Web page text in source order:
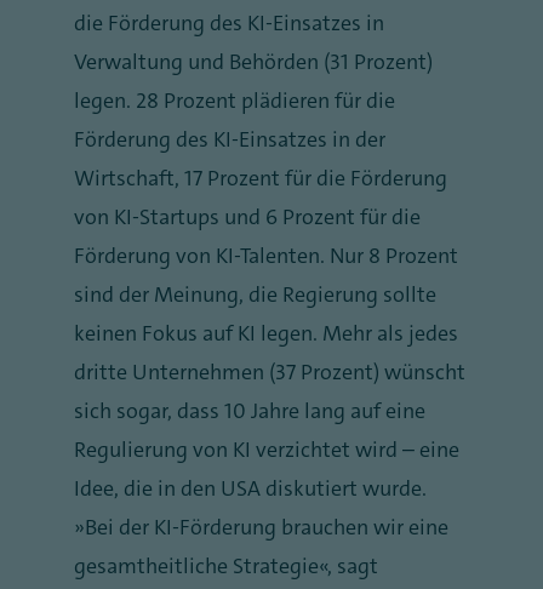
die Förderung des KI-Einsatzes in
Verwaltung und Behörden (31 Prozent)
legen. 28 Prozent plädieren für die
Förderung des KI-Einsatzes in der
Wirtschaft, 17 Prozent für die Förderung
von KI-Startups und 6 Prozent für die
Förderung von KI-Talenten. Nur 8 Prozent
sind der Meinung, die Regierung sollte
keinen Fokus auf KI legen. Mehr als jedes
dritte Unternehmen (37 Prozent) wünscht
sich sogar, dass 10 Jahre lang auf eine
Regulierung von KI verzichtet wird – eine
Idee, die in den USA diskutiert wurde.
„Bei der KI-Förderung brauchen wir eine
gesamtheitliche Strategie“, sagt